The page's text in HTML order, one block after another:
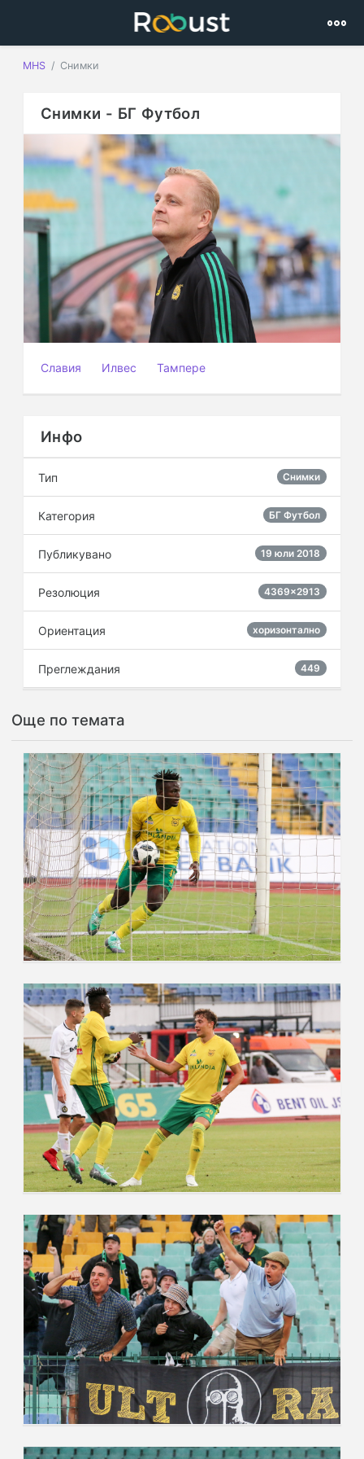
MHS Снимки
Снимки - БГ Футбол
Славия Илвес Тампере
Инфо
Снимки
Тип
БГ Футбол
Категория
19 юли 2018
Публикувано
4369×2913
Резолюция
хоризонтално
Ориентация
449
Преглеждания
Още по темата